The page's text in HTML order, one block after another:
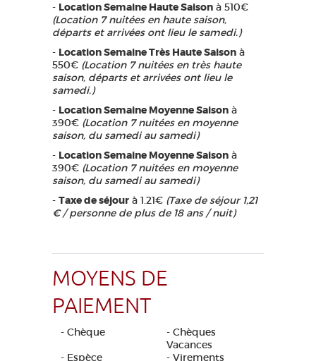
- Location Semaine Haute Saison à 510€
(Location 7 nuitées en haute saison,
départs et arrivées ont lieu le samedi.)
- Location Semaine Très Haute Saison à
550€ (Location 7 nuitées en très haute
saison, départs et arrivées ont lieu le
samedi.)
- Location Semaine Moyenne Saison à
390€ (Location 7 nuitées en moyenne
saison, du samedi au samedi)
- Location Semaine Moyenne Saison à
390€ (Location 7 nuitées en moyenne
saison, du samedi au samedi)
- Taxe de séjour à 1.21€ (Taxe de séjour 1,21
€ / personne de plus de 18 ans / nuit)
MOYENS DE
PAIEMENT
- Chèque
- Chèques
Vacances
- Espèce
- Virements